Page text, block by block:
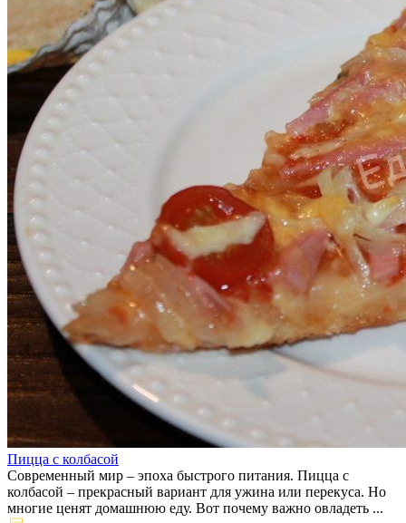
Пицца с колбасой
Современный мир – эпоха быстрого питания. Пицца с
колбасой – прекрасный вариант для ужина или перекуса. Но
многие ценят домашнюю еду. Вот почему важно овладеть ...